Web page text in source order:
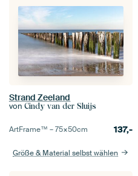
Strand Zeeland
von Cindy van der Sluijs
ArtFrame™ –75×50cm 137,-
Größe & Material selbst wählen